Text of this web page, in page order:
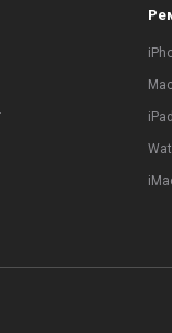
iPad